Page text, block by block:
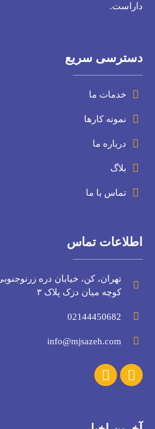
داراست.
دسترسی سریع
خدمات ما
نمونه کارها
درباره ما
بلاگ
تماس با ما
اطلاعات تماس
تهران، کن، خیابان دره
کوچه میان دزک پلاک ۳
02144450682
info@mjsazeh.com